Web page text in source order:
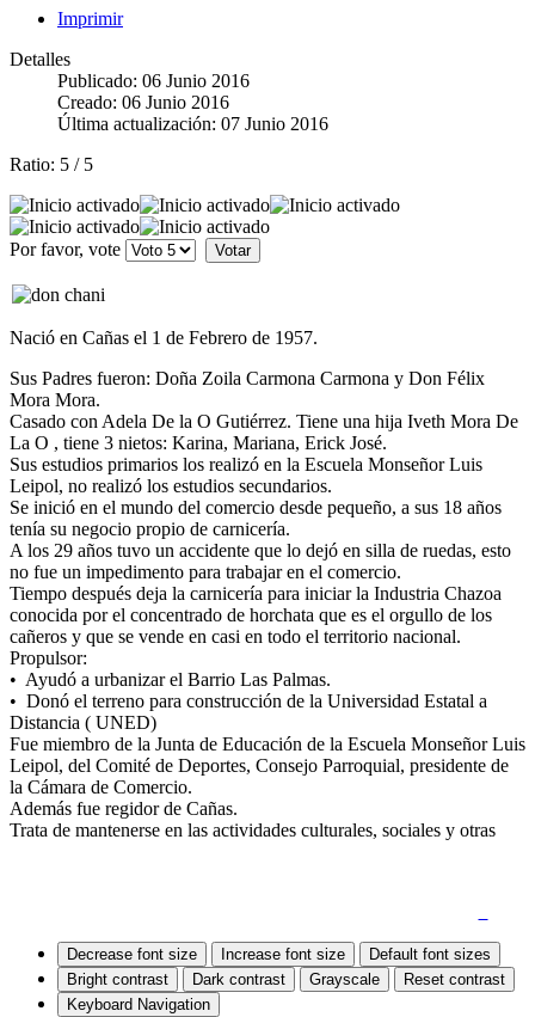
Imprimir
Detalles
Publicado: 06 Junio 2016
Creado: 06 Junio 2016
Última actualización: 07 Junio 2016
Ratio: 5 / 5
Por favor, vote
Nació en Cañas el 1 de Febrero de 1957.
Sus Padres fueron: Doña Zoila Carmona Carmona y Don Félix
Mora Mora.
Casado con Adela De la O Gutiérrez. Tiene una hija Iveth Mora De
La O , tiene 3 nietos: Karina, Mariana, Erick José.
Sus estudios primarios los realizó en la Escuela Monseñor Luis
Leipol, no realizó los estudios secundarios.
Se inició en el mundo del comercio desde pequeño, a sus 18 años
tenía su negocio propio de carnicería.
A los 29 años tuvo un accidente que lo dejó en silla de ruedas, esto
no fue un impedimento para trabajar en el comercio.
Tiempo después deja la carnicería para iniciar la Industria Chazoa
conocida por el concentrado de horchata que es el orgullo de los
cañeros y que se vende en casi en todo el territorio nacional.
Propulsor:
• Ayudó a urbanizar el Barrio Las Palmas.
• Donó el terreno para construcción de la Universidad Estatal a
Distancia ( UNED)
Fue miembro de la Junta de Educación de la Escuela Monseñor Luis
Leipol, del Comité de Deportes, Consejo Parroquial, presidente de
la Cámara de Comercio.
Además fue regidor de Cañas.
Trata de mantenerse en las actividades culturales, sociales y otras
Decrease font size Increase font size
Default font sizes
Bright contrast
Dark contrast Grayscale
Reset contrast
Keyboard Navigation